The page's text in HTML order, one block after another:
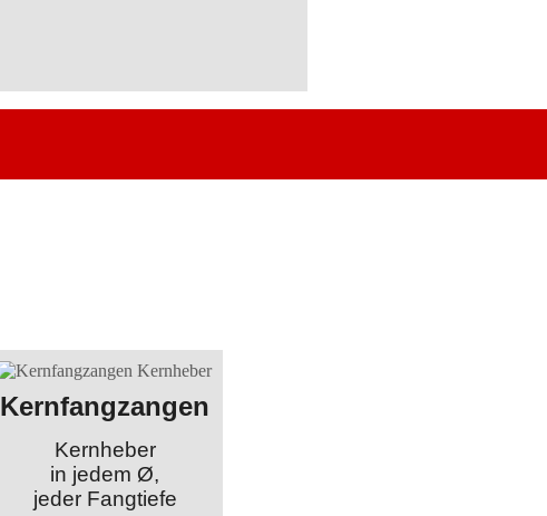
Kernfangzangen
Kernheber
in jedem Ø,
jeder Fangtiefe